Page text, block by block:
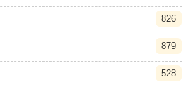
826
879
528